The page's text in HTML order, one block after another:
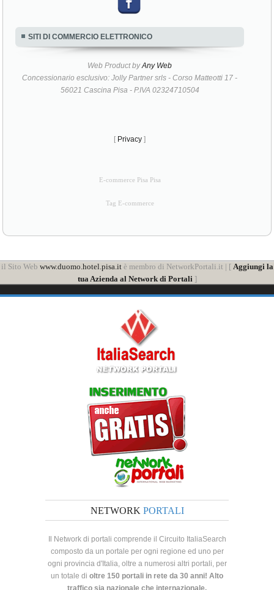
SITI DI COMMERCIO ELETTRONICO
Web Product byAny Web
Concessionario esclusivo: Jolly Partner srls - Corso Matteotti 17 -
56021 Cascina Pisa - P.IVA 02324710504
[ Privacy ]
E-commerce Pisa Pisa
Tag E-commerce
il Sito Web www.duomo.hotel.pisa.itè membro di NetworkPortali.it | [ Aggiungi la
tua Azienda al Network di Portali ]
NETWORK PORTALI
Il Network di portali comprende il Circuito ItaliaSearch
composto da un portale per ogni regione ed uno per
ogni provincia d'Italia, oltre a numerosi altri portali, per
un totale di oltre 150 portali in rete da 30 anni! Alto
traffico sia nazionale che internazionale.